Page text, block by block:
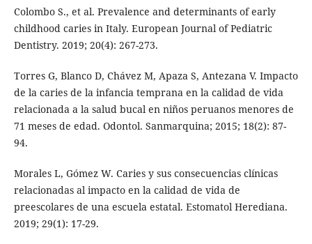
Colombo S., et al. Prevalence and determinants of early
childhood caries in Italy. European Journal of Pediatric
Dentistry. 2019; 20(4): 267-273.
Torres G, Blanco D, Chávez M, Apaza S, Antezana V. Impacto
de la caries de la infancia temprana en la calidad de vida
relacionada a la salud bucal en niños peruanos menores de
71 meses de edad. Odontol. Sanmarquina; 2015; 18(2): 87-
94.
Morales L, Gómez W. Caries y sus consecuencias clínicas
relacionadas al impacto en la calidad de vida de
preescolares de una escuela estatal. Estomatol Herediana.
2019; 29(1): 17-29.